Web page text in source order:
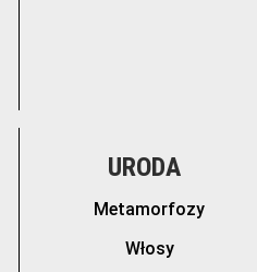
URODA
Metamorfozy
Włosy